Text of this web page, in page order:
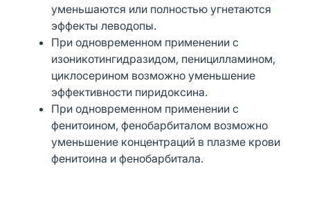
уменьшаются или полностью угнетаются
эффекты леводопы.
При одновременном применении с
изоникотингидразидом, пеницилламином,
циклосерином возможно уменьшение
эффективности пиридоксина.
При одновременном применении с
фенитоином, фенобарбиталом возможно
уменьшение концентраций в плазме крови
фенитоина и фенобарбитала.